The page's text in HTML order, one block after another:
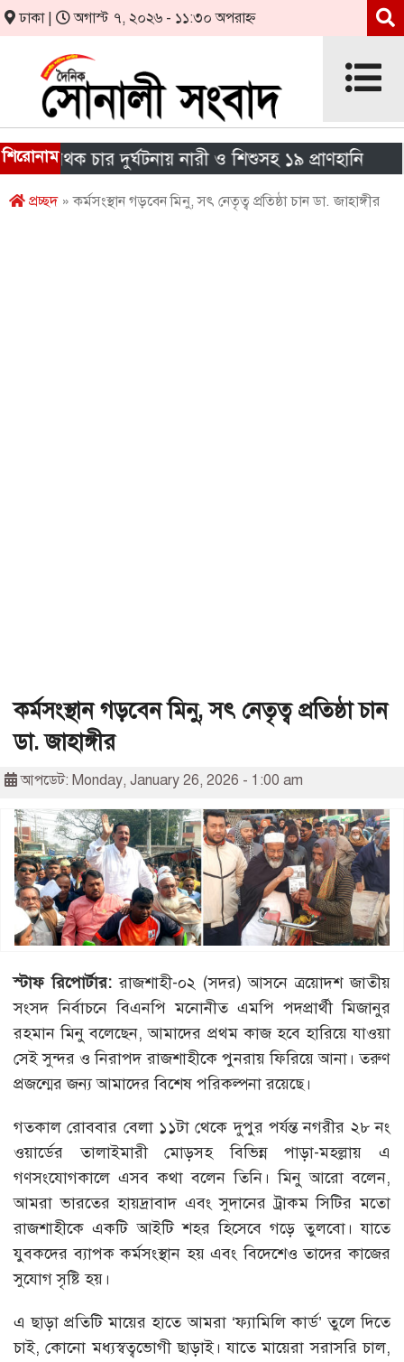
ঢাকা | অগাস্ট ৭, ২০২৬ - ১১:৩০ অপরাহ্ন
শিরোনামচার দুর্ঘটনায় নারী ও শিশুসহ ১৯ প্রাণহানি
প্রচ্ছদ» কর্মসংস্থান গড়বেন মিনু, সৎ নেতৃত্ব প্রতিষ্ঠা চান ডা. জাহাঙ্গীর
কর্মসংস্থান গড়বেন মিনু, সৎ নেতৃত্ব প্রতিষ্ঠা চান
ডা. জাহাঙ্গীর
আপডেট: Monday, January 26, 2026 - 1:00 am
স্টাফ রিপোর্টার:রাজশাহী-০২ (সদর) আসনে ত্রয়োদশ জাতীয়
সংসদ নির্বাচনে বিএনপি মনোনীত এমপি পদপ্রার্থী মিজানুর
রহমান মিনু বলেছেন, আমাদের প্রথম কাজ হবে হারিয়ে যাওয়া
সেই সুন্দর ও নিরাপদ রাজশাহীকে পুনরায় ফিরিয়ে আনা। তরুণ
প্রজন্মের জন্য আমাদের বিশেষ পরিকল্পনা রয়েছে।
গতকাল রোববার বেলা ১১টা থেকে দুপুর পর্যন্ত নগরীর ২৮ নং
ওয়ার্ডের তালাইমারী মোড়সহ বিভিন্ন পাড়া-মহল্লায় এ
গণসংযোগকালে এসব কথা বলেন তিনি। মিনু আরো বলেন,
আমরা ভারতের হায়দ্রাবাদ এবং সুদানের ট্রাকম সিটির মতো
রাজশাহীকে একটি আইটি শহর হিসেবে গড়ে তুলবো। যাতে
যুবকদের ব্যাপক কর্মসংস্থান হয় এবং বিদেশেও তাদের কাজের
সুযোগ সৃষ্টি হয়।
এ ছাড়া প্রতিটি মায়ের হাতে আমরা ‘ফ্যামিলি কার্ড’ তুলে দিতে
চাই, কোনো মধ্যস্বত্বভোগী ছাড়াই। যাতে মায়েরা সরাসরি চাল,